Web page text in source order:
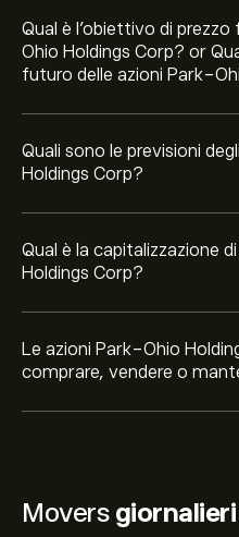
Qual è l'obiettivo di
Ohio Holdings Corp? or
futuro delle azioni Park-
Quali sono le previsioni
Holdings Corp?
Qual è la capitalizzazione
Holdings Corp?
Le azioni Park-Ohio
comprare, vendere o
Movers giornalieri